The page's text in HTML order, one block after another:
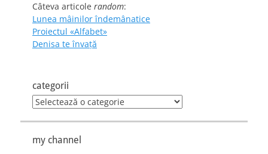
Câteva articole random:
Lunea mâinilor îndemânatice
Proiectul «Alfabet»
Denisa te învaţă
categorii
categorii
my channel